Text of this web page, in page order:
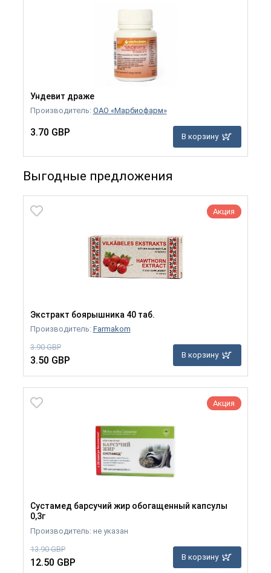
Ундевит драже
Производитель: ОАО «Марбиофарм»
3.70 GBP В корзину
Выгодные предложения
Акция
Экстракт боярышника 40 таб.
Производитель: Farmakom
3.90 GBP
3.50 GBP В корзину
Акция
Сустамед барсучий жир обогащенный капсулы
0,3г
Производитель: не указан
13.90 GBP
12.50 GBP В корзину